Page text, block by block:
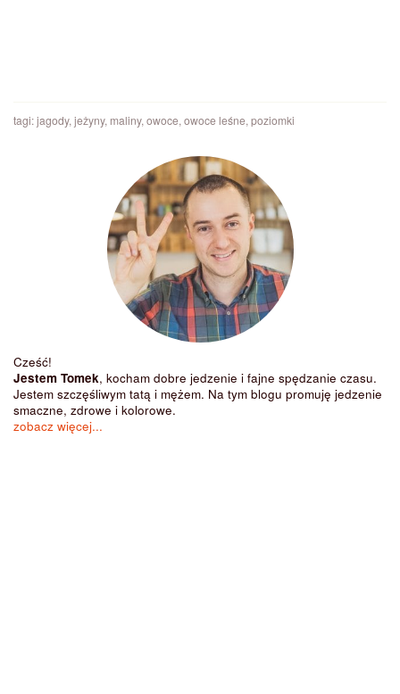
tagi:jagody, jeżyny, maliny, owoce, owoce leśne, poziomki
Cześć!
Jestem Tomek, kocham dobre jedzenie i fajne spędzanie czasu.
Jestem szczęśliwym tatą i mężem. Na tym blogu promuję jedzenie
smaczne, zdrowe i kolorowe.
zobacz więcej...